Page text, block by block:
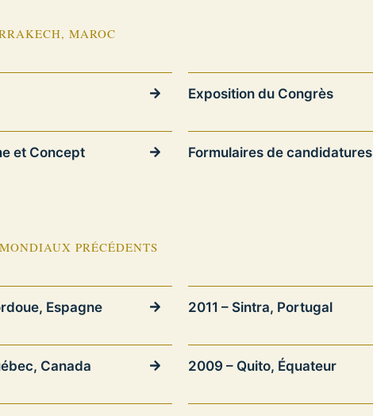
MAROC
et Concept
Exposition du Congrès
Formulaires de candidatures
PRÉCÉDENTS
Espagne
Canada
2011 – Sintra, Portugal
2009 – Quito, Équateur